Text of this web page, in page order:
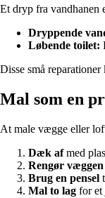
Et dryp fra vandhanen
Dryppende
Løbende toilet:
Disse små
Mal som en
At male vægge eller
Dæk afmed
Rengør væggen
Brug en pensel
Mal to lag for et